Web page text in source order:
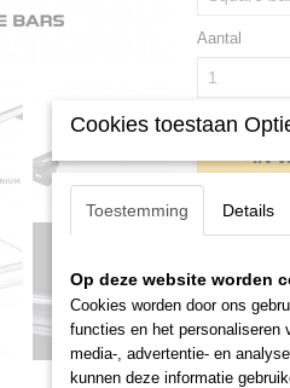
Aantal
IN
Productcode
met
Cookies toestaan
Toestemming Details
Op deze website worden
Cookies worden door ons
functies en het personaliseren
media-, advertentie- en
kunnen deze informatie